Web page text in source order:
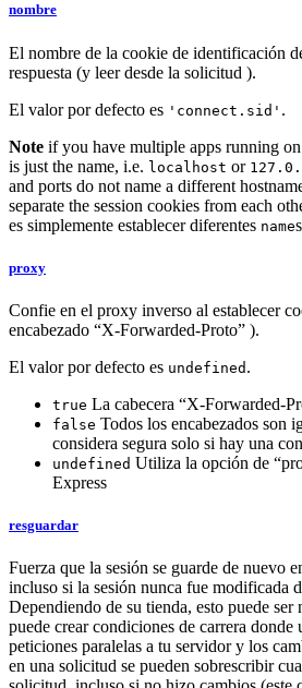
nombre
El nombre de la cookie de identificación
respuesta (y leer desde la solicitud ).
El valor por defecto es 'connect.sid' .
Note if you have multiple apps running
is just the name, i.e. localhost or
and ports do not name a different
separate the session cookies from each
es simplemente establecer diferentes name
proxy
Confie en el proxy inverso al establecer
encabezado “X-Forwarded-Proto” ).
El valor por defecto es undefined .
true La cabecera “X-Forwarded-
false Todos los encabezados son
considera segura solo si hay una
undefined Utiliza la opción de
Express
resguardar
Fuerza que la sesión se guarde de nuevo
incluso si la sesión nunca fue modificada
Dependiendo de su tienda, esto puede ser
puede crear condiciones de carrera donde
peticiones paralelas a tu servidor y los
en una solicitud se pueden sobrescribir